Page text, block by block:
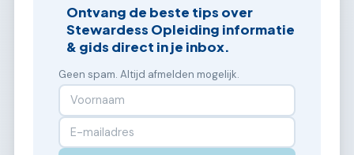
Ontvang de beste tips over
Stewardess Opleiding informatie
& gids direct in je inbox.
Geen spam. Altijd afmelden mogelijk.